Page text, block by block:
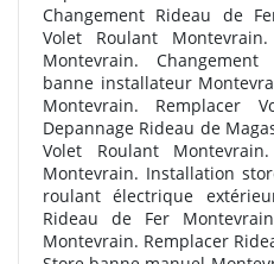
Changement Rideau de
Volet Roulant
Montevrain.
banne installateur
Montevrain. Remplacer
Depannage Rideau de
Volet Roulant
Montevrain. Installation
roulant électrique
Rideau de Fer
Montevrain. Remplacer